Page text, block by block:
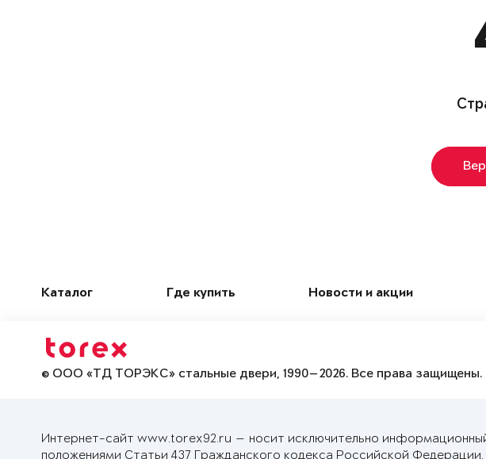
Каталог Где купить Новости и акции
© ООО «ТД ТОРЭКС» стальные двери, 1990—2026. Все права защищены.
Интернет-сайт www.torex92.ru — носит исключительно
положениями Статьи 437 Гражданского кодекса Российской